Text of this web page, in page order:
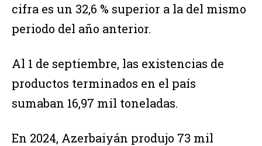
cifra es un 32,6 % superior a la del mismo
periodo del año anterior.
Al 1 de septiembre, las existencias de
productos terminados en el país
sumaban 16,97 mil toneladas.
En 2024, Azerbaiyán produjo 73 mil